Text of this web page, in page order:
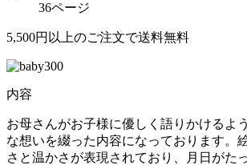
36ページ
5,500円以上のご注文で送料無料
内容
お母さんがお子様に優しく語りかけるよ
な想いを綴った内容になっております。
さと温かさが表現されており、月日がた